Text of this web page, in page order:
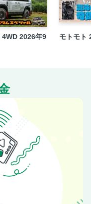
Day 2025
RIDE 2025 in関東
ーター GH11
プリ観戦記
話
「冬ウエア特集」
ルでプチツーリング
アライヘルメット
4WD 2026年9
モトモト